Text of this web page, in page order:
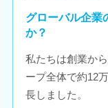
グローバル企業
か？
私たちは創業か
ープ全体で約12
長しました。